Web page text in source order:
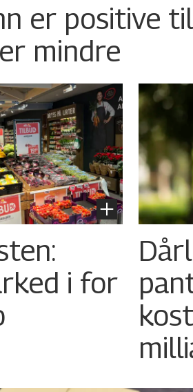
er positive
mindre
i for